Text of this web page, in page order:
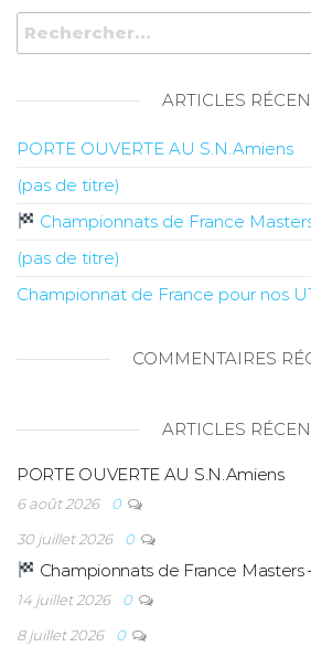
ARTICLES
PORTE OUVERTE AU S.N.Amiens
(pas de titre)
Championnats de France
(pas de titre)
Championnat de France pour nos
COMMENTAIRES
ARTICLES
PORTE OUVERTE AU S.N.Amiens
6 août 2026
0
30 juillet 2026
0
Championnats de France Masters
14 juillet 2026
0
8 juillet 2026
0